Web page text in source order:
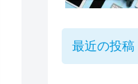
最近の投稿